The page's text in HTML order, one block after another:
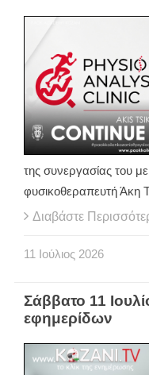
της συνεργασίας του
φυσικοθεραπευτή Άκη
Διαβάστε
11 Ιούλιος 2026
Σάββατο 11
εφημερίδων